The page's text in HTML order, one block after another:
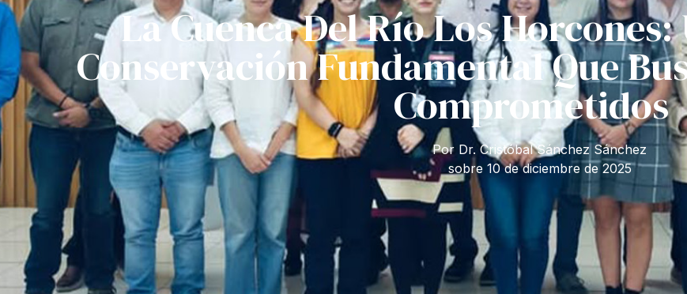
La Cuenca Del Río Los
Conservación Fundamental Que
Comprometidos
Por Dr. Cristóbal Sánchez Sánchez
sobre 10 de diciembre de 2025